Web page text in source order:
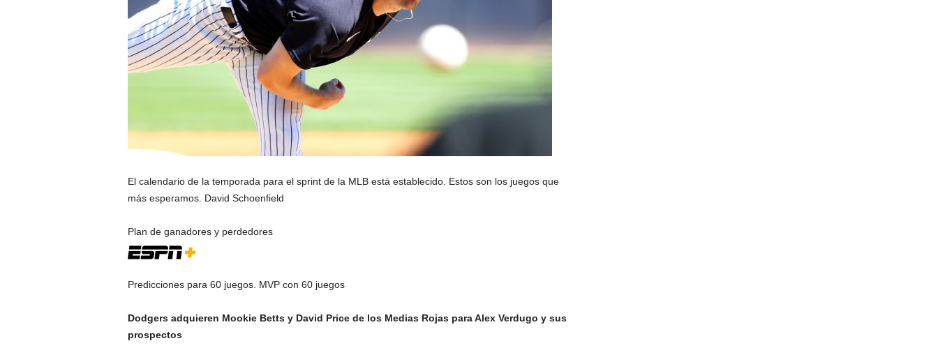
El calendario de la temporada para el sprint de la MLB está establecido. Estos son los juegos que
más esperamos. David Schoenfield
Plan de ganadores y perdedores
Predicciones para 60 juegos. MVP con 60 juegos
Dodgers adquieren Mookie Betts y David Price de los Medias Rojas para Alex Verdugo y sus
prospectos